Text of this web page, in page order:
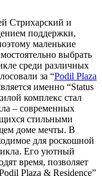
Стрихарский и
поддержки,
маленькие
выбрать
среди различных
за “Podil Plaza
именно “Status
комплекс стал
– современных
стильными
доме мечты. В
для роскошной
Его уютный
время, позволяет
Plaza & Residence”